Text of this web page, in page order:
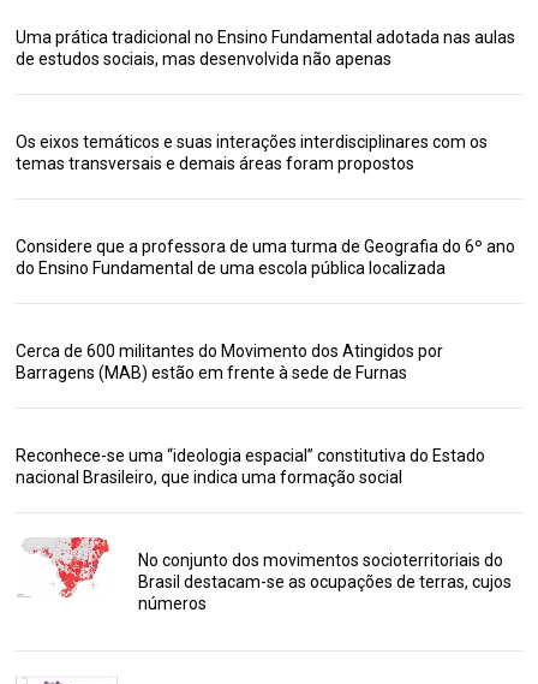
Uma prática tradicional no Ensino Fundamental adotada nas aulas
de estudos sociais, mas desenvolvida não apenas
Os eixos temáticos e suas interações interdisciplinares com os
temas transversais e demais áreas foram propostos
Considere que a professora de uma turma de Geografia do 6º ano
do Ensino Fundamental de uma escola pública localizada
Cerca de 600 militantes do Movimento dos Atingidos por
Barragens (MAB) estão em frente à sede de Furnas
Reconhece-se uma “ideologia espacial” constitutiva do Estado
nacional Brasileiro, que indica uma formação social
No conjunto dos movimentos socioterritoriais do
Brasil destacam-se as ocupações de terras, cujos
números